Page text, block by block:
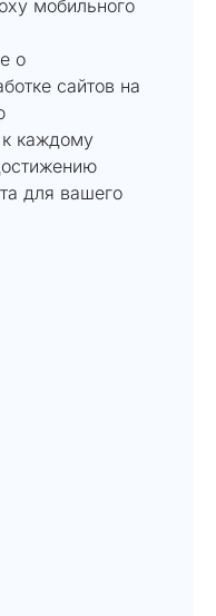
мобильного
о
сайтов на
каждому
для вашего